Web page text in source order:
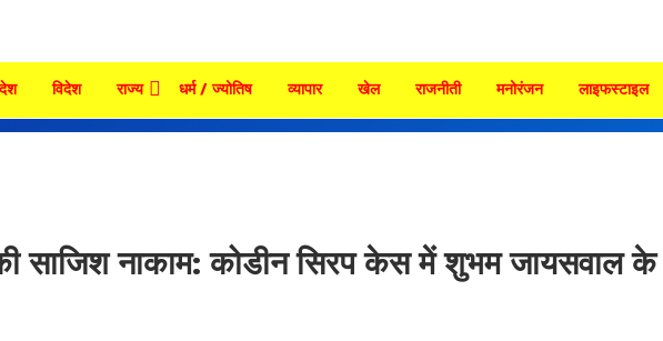
विदेश राज्य धर्म / ज्योतिष व्यापार खेल राजनीती मनोरंजन लाइफस्टाइल
साजिश नाकाम: कोडीन सिरप केस में शुभम जायसवाल के